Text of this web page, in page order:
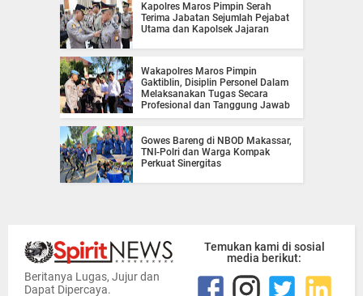
Kapolres Maros Pimpin Serah
Terima Jabatan Sejumlah Pejabat
Utama dan Kapolsek Jajaran
Wakapolres Maros Pimpin
Gaktiblin, Disiplin Personel Dalam
Melaksanakan Tugas Secara
Profesional dan Tanggung Jawab
Gowes Bareng di NBOD Makassar,
TNI-Polri dan Warga Kompak
Perkuat Sinergitas
Beritanya Lugas, Jujur dan
Dapat Dipercaya.
Temukan kami di sosial
media berikut: